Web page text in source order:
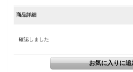
商品詳細
確認しました